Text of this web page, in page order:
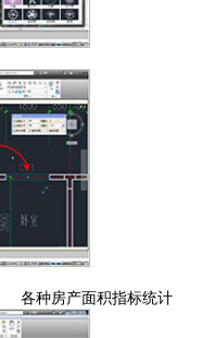
产面积指标统计